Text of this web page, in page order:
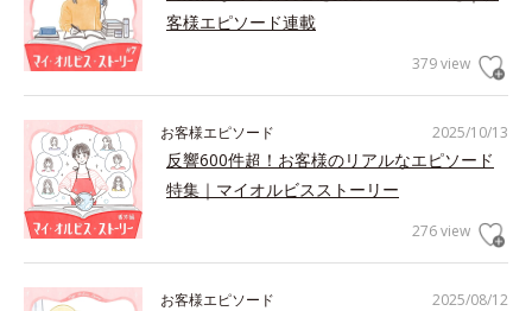
客様エピソード連載
379 view
2025/10/13
お客様エピソード
反響600件超！お客様のリアルなエピソード
特集｜マイオルビスストーリー
276 view
2025/08/12
お客様エピソード